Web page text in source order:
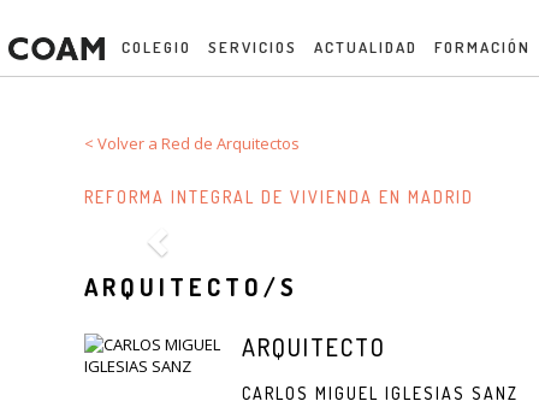
COLEGIO SERVICIOS ACTUALIDAD FORMACIÓN
< Volver a Red de Arquitectos
REFORMA INTEGRAL DE VIVIENDA EN MADRID
ARQUITECTO/S
ARQUITECTO
CARLOS MIGUEL IGLESIAS SANZ